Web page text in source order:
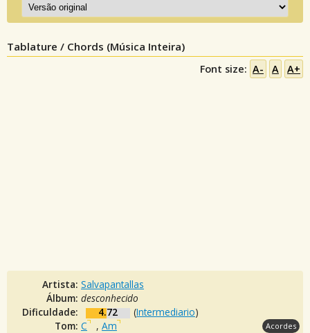
Tablature / Chords (Música Inteira)
Font size: A- A A+
Artista: Salvapantallas
Álbum: desconhecido
Dificuldade:
4.72 (Intermediario)
Tom: C , Am Acordes